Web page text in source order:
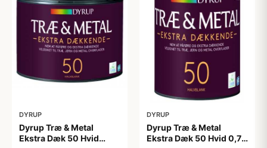
DYRUP
Dyrup Træ & Metal
Ekstra Dæk 50 Hvid
DYRUP
Dyrup Træ & Metal
Ekstra Dæk 50 Hvid 0,75